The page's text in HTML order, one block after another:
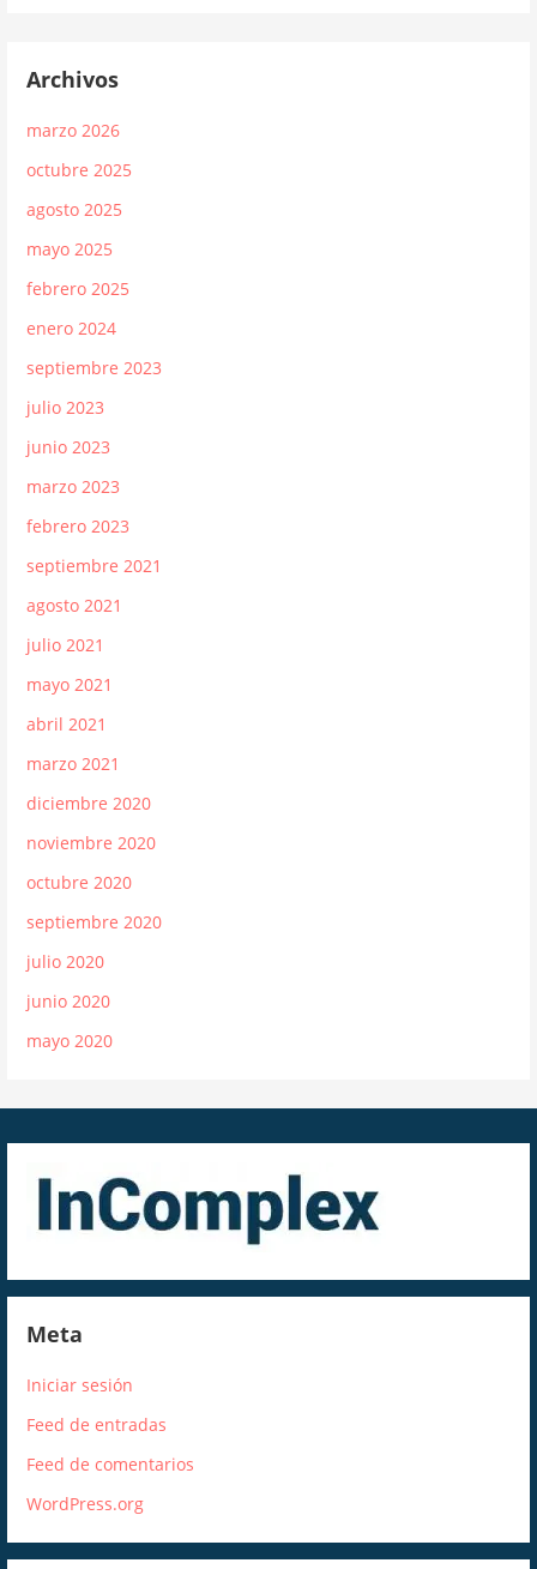
Archivos
marzo 2026
octubre 2025
agosto 2025
mayo 2025
febrero 2025
enero 2024
septiembre 2023
julio 2023
junio 2023
marzo 2023
febrero 2023
septiembre 2021
agosto 2021
julio 2021
mayo 2021
abril 2021
marzo 2021
diciembre 2020
noviembre 2020
octubre 2020
septiembre 2020
julio 2020
junio 2020
mayo 2020
Meta
Iniciar sesión
Feed de entradas
Feed de comentarios
WordPress.org